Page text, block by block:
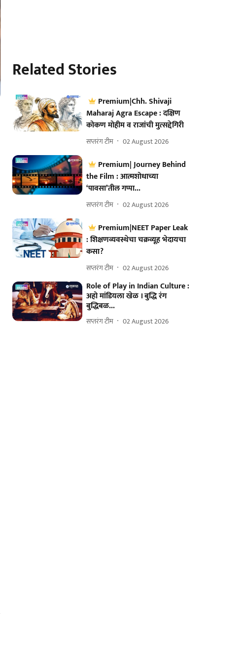
Related Stories
Premium|Chh. Shivaji
Maharaj Agra Escape : दक्षिण
कोकण मोहीम व राजांची मुत्सद्देगिरी
सप्तरंग टीम 02 August 2026
Premium| Journey Behind
the Film : आत्मशोधाच्या
‘पावसा’तील गप्पा...
सप्तरंग टीम 02 August 2026
Premium|NEET Paper Leak
: शिक्षणव्यवस्थेचा चक्रव्यूह भेदायचा
कसा?
सप्तरंग टीम 02 August 2026
Role of Play in Indian Culture :
अहो मांडियला खेळ । बुद्धि रंग
बुद्धिबळ...
सप्तरंग टीम 02 August 2026